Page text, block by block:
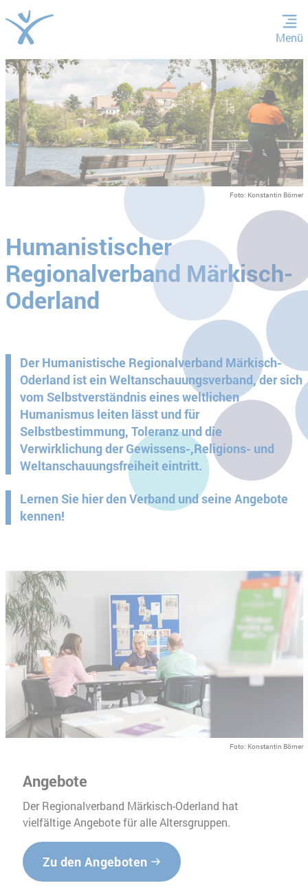
ZUM HAUPTINHALT SPRINGEN
ZUR SUCHE SPRINGEN
Menü
Foto: Konstantin Börner
Humanistischer
Regionalverband Märkisch-
Oderland
Der Humanistische Regionalverband Märkisch-
Oderland ist ein Weltanschauungsverband, der sich
vom Selbstverständnis eines weltlichen
Humanismus leiten lässt und für
Selbstbestimmung, Toleranz und die
Verwirklichung der Gewissens-,Religions- und
Weltanschauungsfreiheit eintritt.
Lernen Sie hier den Verband und seine Angebote
kennen!
Foto: Konstantin Börner
Angebote
Der Regionalverband Märkisch-Oderland hat
vielfältige Angebote für alle Altersgruppen.
Zu den Angeboten